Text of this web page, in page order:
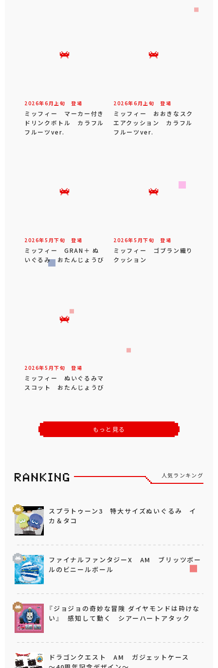
2026年6 月 上旬 登場
ミッフィー マーカー付き
ドリンクボトル カラフル
フルーツver.
2026年6 月 上旬 登場
ミッフィー おおきなスク
エアクッション カラフル
フルーツver.
2026年5 月下旬 登場
ミッフィー GRAN＋ ぬ
いぐるみ おたんじょうび
2026年5 月下旬 登場
ミッフィー ゴブラン織り
クッション
2026年5 月下旬 登場
ミッフィー ぬいぐるみマ
スコット おたんじょうび
もっと見る
人気ランキング
スプラトゥーン3 特大サイズぬいぐるみ イ
カ＆タコ
ファイナルファンタジーX AM ブリッツボー
ルのビニールボール
『ジョジョの奇妙な冒険 ダイヤモンドは砕けな
い』 感知して動く シアーハートアタック
ドラゴンクエスト AM ガジェットケース